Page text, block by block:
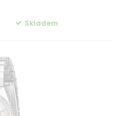
Skladem